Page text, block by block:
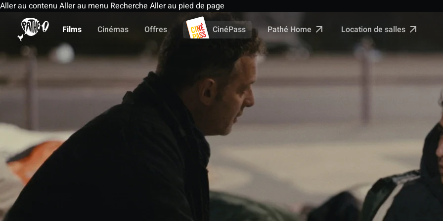
Aller au contenu Aller au menu Recherche Aller au pied de page
Films
Cinémas Offres CinéPass Pathé Home Location de salles